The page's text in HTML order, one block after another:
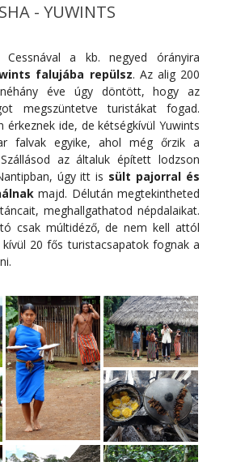
- YUWINTS
a kb. negyed órányira
falujába repülsz. Az alig 200
éve úgy döntött, hogy az
megszüntetve turistákat fogad.
érkeznek ide, de kétségkívül Yuwints
falvak egyike, ahol még őrzik a
az általuk épített lodzson
úgy itt is sült pajorral és
majd. Délután megtekintheted
meghallgathatod népdalaikat.
csak múltidéző, de nem kell attól
20 fős turistacsapatok fognak a